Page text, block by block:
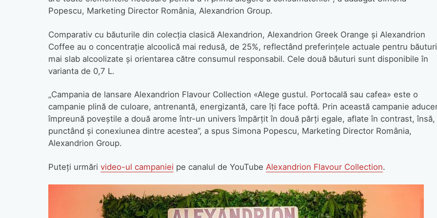
Popescu, Marketing Director România, Alexandrion Group.
Comparativ cu băuturile din colecţia clasică Alexandrion, Alexandrion Greek Orange și Alexandrion
Coffee au o concentraţie alcoolică mai redusă, de 25%, reflectând preferinţele actuale pentru băuturi
mai slab alcoolizate și orientarea către consumul responsabil. Cele două băuturi sunt disponibile în
varianta de 0,7 L.
„Campania de lansare Alexandrion Flavour Collection «Alege gustul. Portocală sau cafea» este o
campanie plină de culoare, antrenantă, energizantă, care îţi face poftă. Prin această campanie
împreună poveștile a două arome într-un univers împărţit în două părţi egale, aflate în contrast, însă,
punctând și conexiunea dintre acestea”, a spus Simona Popescu, Marketing Director România,
Alexandrion Group.
Puteţi urmări video-ul campaniei pe canalul de YouTube Alexandrion Flavour Collection.